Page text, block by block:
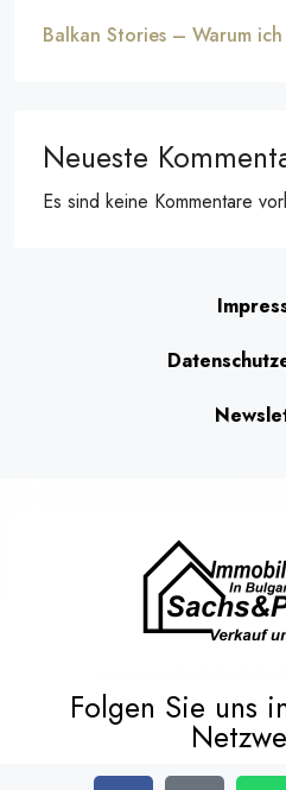
Balkan Stories – Warum
Neueste
Es sind keine Kommentare
Folgen Sie uns